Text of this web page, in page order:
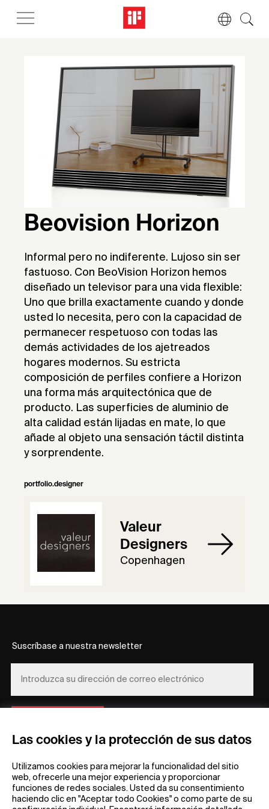
Las cookies y la protección de sus datos
Utilizamos cookies para mejorar la funcionalidad del sitio
web, ofrecerle una mejor experiencia y proporcionar
funciones de redes sociales. Usted da su consentimiento
haciendo clic en "Aceptar todo Cookies" o como parte de su
Beovision Horizon
Informal pero no indiferente. Lujoso sin ser
fastuoso. Con BeoVision Horizon hemos
diseñado un televisor para una vida flexible:
Uno que brilla exactamente cuando y donde
usted lo necesita, pero con la capacidad de
permanecer respetuoso con todas las
demás actividades de los ajetreados
hogares modernos. Su estricta
composición de perfiles confiere a Horizon
una forma más arquitectónica que de
producto. Las superficies de aluminio de
alta calidad están lijadas en mate, lo que
añade al objeto una sensación táctil distinta
y sorprendente.
portfolio.designer
Valeur
Designers
Copenhagen
Suscríbase a nuestra newsletter